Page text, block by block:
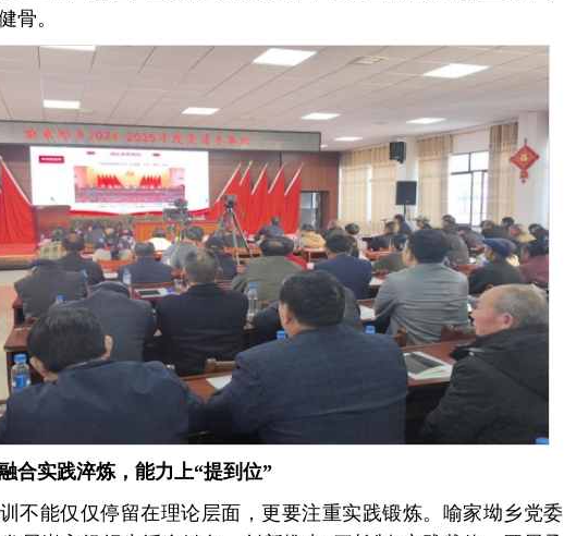
骨。
合实践淬炼，能力上“提到位”
不能仅仅停留在理论层面，更要注重实践锻炼。喻家坳乡党委